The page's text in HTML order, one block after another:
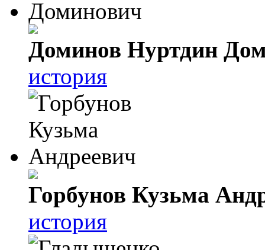
Доминов Нуртдин
история
Горбунов Кузьма
история